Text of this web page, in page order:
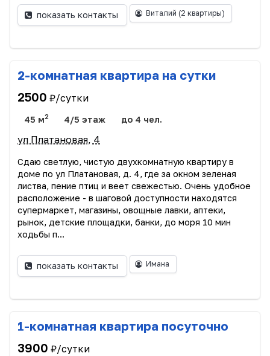
показать контакты Виталий (2 квартиры)
2-комнатная квартира на сутки
2500 ₽/сутки
45 м2 4/5 этаж до 4 чел.
ул Платановая, 4
Сдаю светлую, чистую двухкомнатную квартиру в
доме по ул Платановая, д. 4, где за окном зеленая
листва, пение птиц и веет свежестью. Очень удобное
расположение - в шаговой доступности находятся
супермаркет, магазины, овощные лавки, аптеки,
рынок, детские площадки, банки, до моря 10 мин
ходьбы п...
показать контакты Имана
1-комнатная квартира посуточно
3900 ₽/сутки